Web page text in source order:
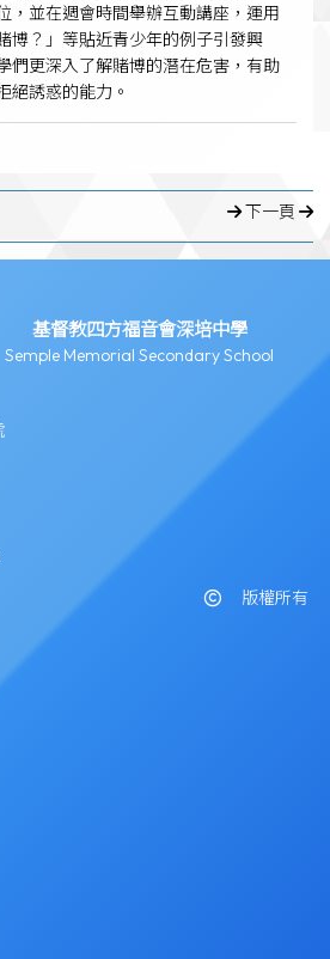
，並在週會時間舉辦互動講座，運用
博？」等貼近青少年的例子引發興
們更深入了解賭博的潛在危害，有助
絕誘惑的能力。
下一頁
基督教四方福音會深培中學
Semple Memorial Secondary School
版權所有